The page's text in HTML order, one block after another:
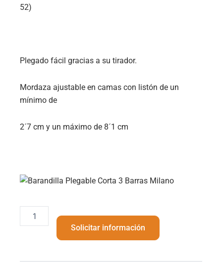
52)
Plegado fácil gracias a su tirador.
Mordaza ajustable en camas con listón de un
mínimo de
2´7 cm y un máximo de 8´1 cm
PLEGABLE
Solicitar información